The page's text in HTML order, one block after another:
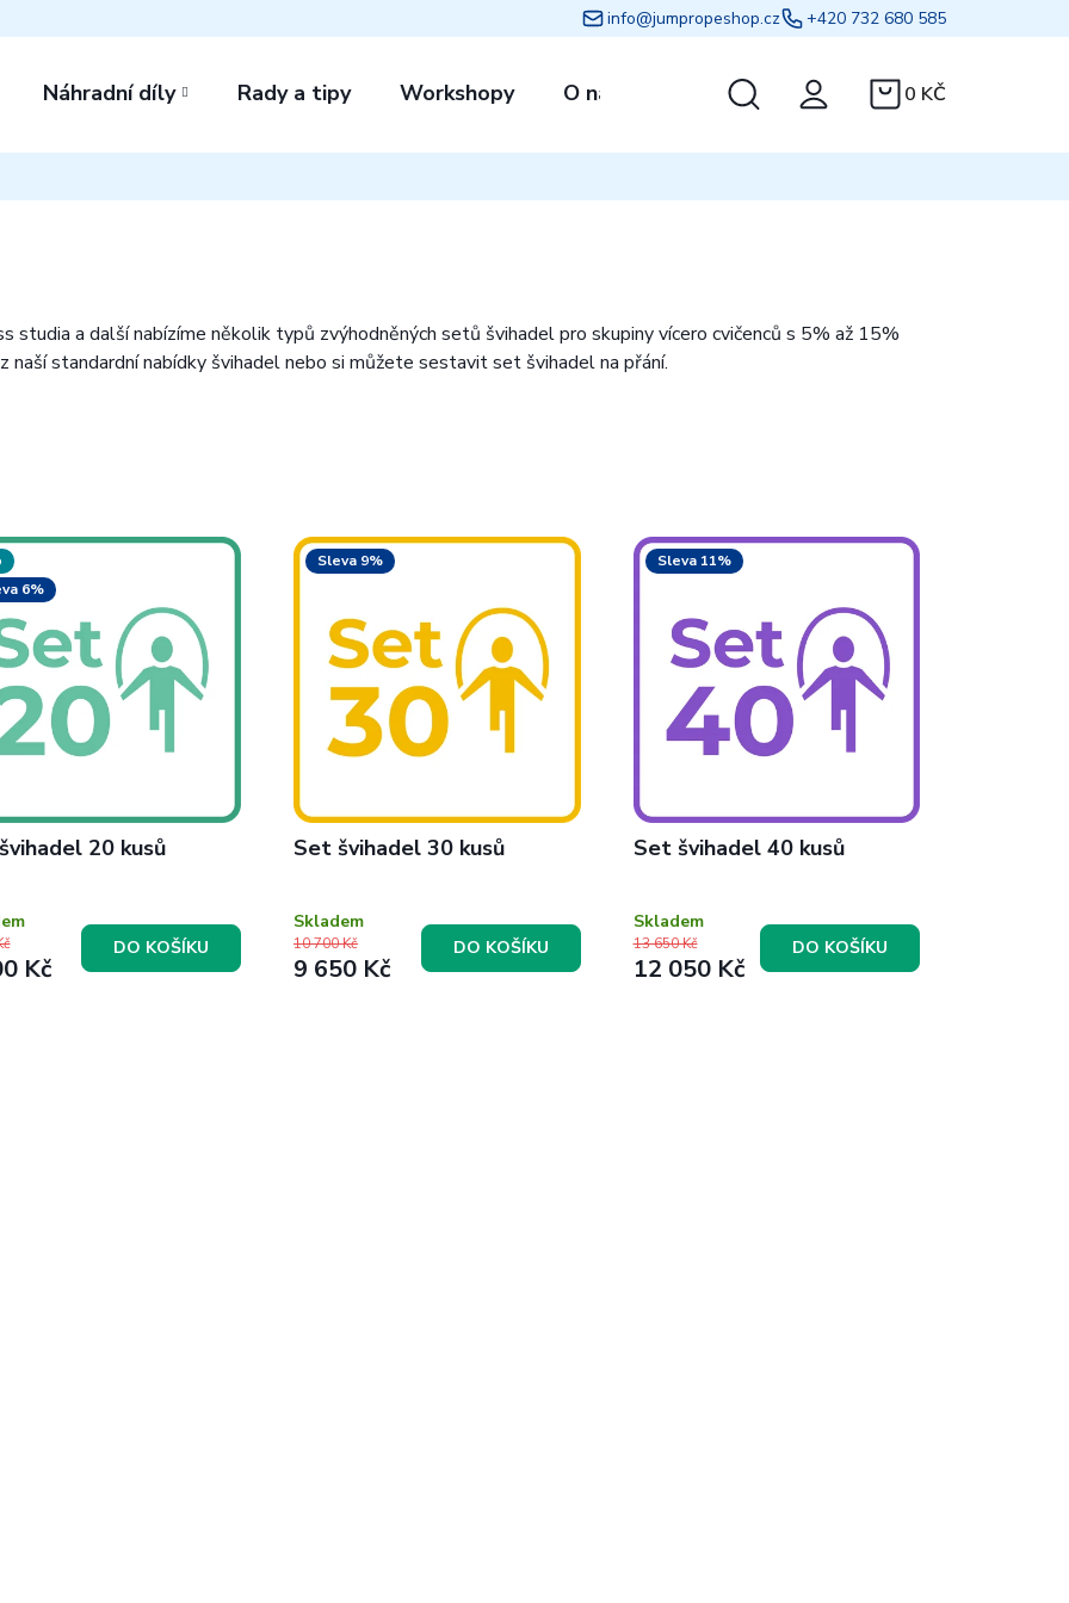
info@jumpropeshop.cz +420 732 680 585
Hledat
0 KČ
Náhradní díly Rady a tipy Workshopy O nás Kontakt
studia a další nabízíme několik typů zvýhodněných setů švihadel pro skupiny vícero cvičenců s 5% až 15%
standardní nabídky švihadel nebo si můžete sestavit set švihadel na přání.
6%
20 kusů
Kč
DO KOŠÍKU
Sleva 9%
Set švihadel 30 kusů
9 650 Kč
10 700 Kč
Skladem
DO KOŠÍKU
Sleva 11%
Set švihadel 40 kusů
12 050 Kč
13 650 Kč
Skladem
DO KOŠÍKU